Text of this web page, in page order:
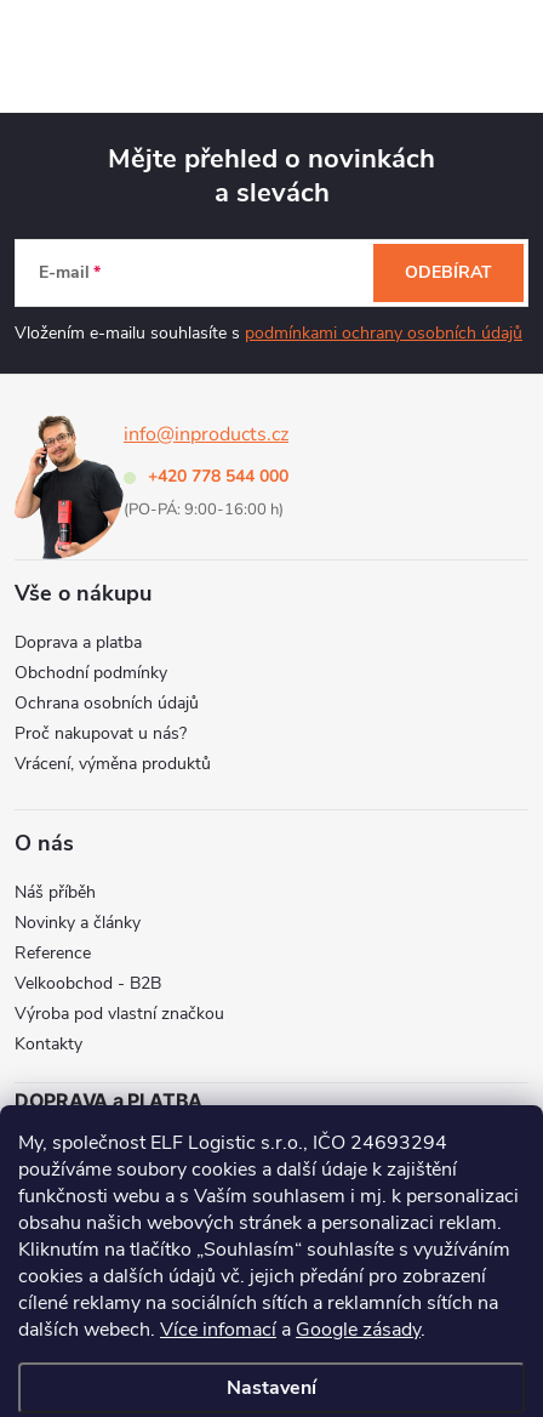
My, společnost ELF Logistic s.r.o., IČO 24693294
používáme soubory cookies a další údaje k zajištění
funkčnosti webu a s Vaším souhlasem i mj. k personalizaci
obsahu našich webových stránek a personalizaci reklam.
Kliknutím na tlačítko „Souhlasím“ souhlasíte s využíváním
cookies a dalších údajů vč. jejich předání pro zobrazení
cílené reklamy na sociálních sítích a reklamních sítích na
dalších webech. Více infomacía Google zásady.
Nastavení
p
a
Mějte přehled o novinkách
a slevách
E-mail
Vložením e-mailu souhlasíte s podmínkami ochrany osobních údajů
ODEBÍRAT
info@inproducts.cz
+420 778 544 000
(PO-PÁ: 9:00-16:00 h)
Vše o nákupu
Doprava a platba
Obchodní podmínky
Ochrana osobních údajů
Proč nakupovat u nás?
Vrácení, výměna produktů
O nás
Náš příběh
Novinky a články
Reference
Velkoobchod - B2B
Výroba pod vlastní značkou
Kontakty
DOPRAVA a PLATBA
ZÁSILKOVNA BALÍKOVNA GLS
DPD
Přijímáme online platby